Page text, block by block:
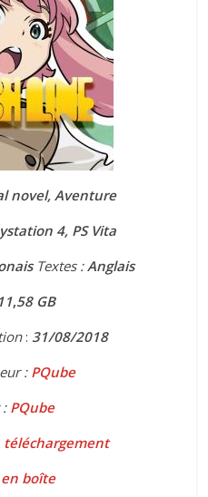
novel, Aventure
4, PS Vita
Textes :Anglais
11,58 GB
: 31/08/2018
:PQube
: PQube
téléchargement
en boîte